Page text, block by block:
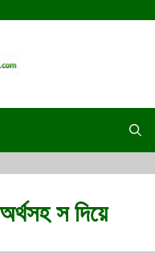
স দিয়ে